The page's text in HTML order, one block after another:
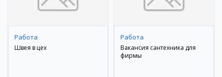
Работа
Швея в цех
Работа
Вакансия сантехника для
фирмы